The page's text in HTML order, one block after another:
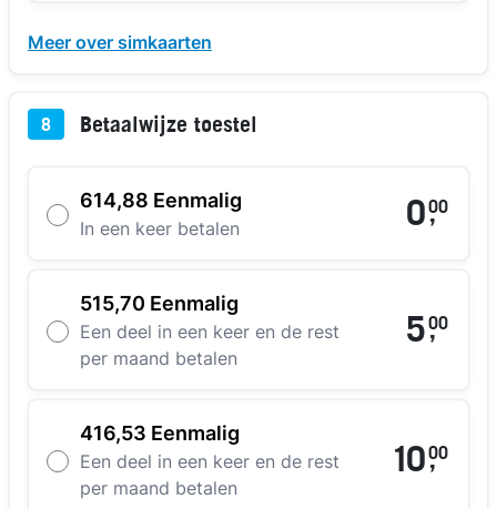
Meer over simkaarten
8 Betaalwijze toestel
614,88 Eenmalig
In een keer betalen 0,
00
515,70 Eenmalig
Een deel in een keer en de rest
per maand betalen
5,
00
416,53 Eenmalig
Een deel in een keer en de rest
per maand betalen
10,
00